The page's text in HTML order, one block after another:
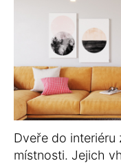
Dveře do interiéru
místnosti. Jejich